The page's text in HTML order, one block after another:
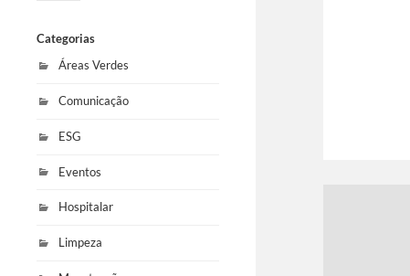
Categorias
Áreas Verdes
Comunicação
ESG
Eventos
Hospitalar
Limpeza